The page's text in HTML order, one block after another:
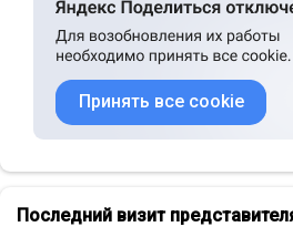
Принять все cookie
Последний визит